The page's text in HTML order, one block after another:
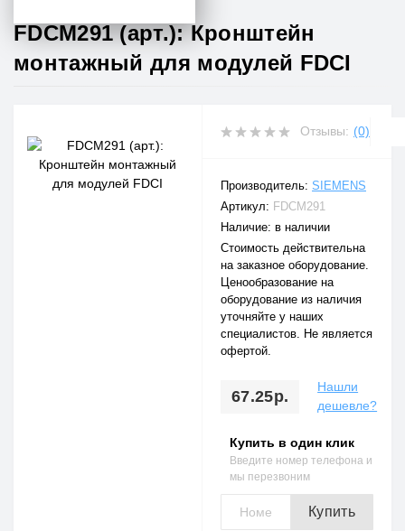
FDCM291 (арт.): Кронштейн
монтажный для модулей FDCI
Отзывы: (0)
Производитель: SIEMENS
Артикул: FDCM291
Наличие: в наличии
Стоимость действительна
на заказное оборудование.
Ценообразование на
оборудование из наличия
уточняйте у наших
специалистов. Не является
офертой.
67.25р.
Нашли
дешевле?
Купить в один клик
Введите номер телефона и
мы перезвоним
Купить